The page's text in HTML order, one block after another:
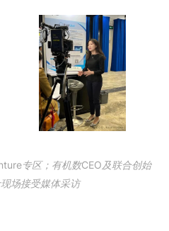
专区；有机数CEO及联合创始
场接受媒体采访